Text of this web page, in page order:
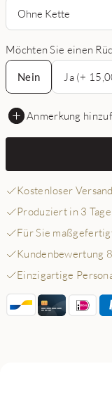
Ohne Kette
Möchten Sie einen
Nein
Nein
Ja (+
Anmerkung
Kostenloser Versand
Produziert in 3
Für Sie
Kundenbewertung
Einzigartige